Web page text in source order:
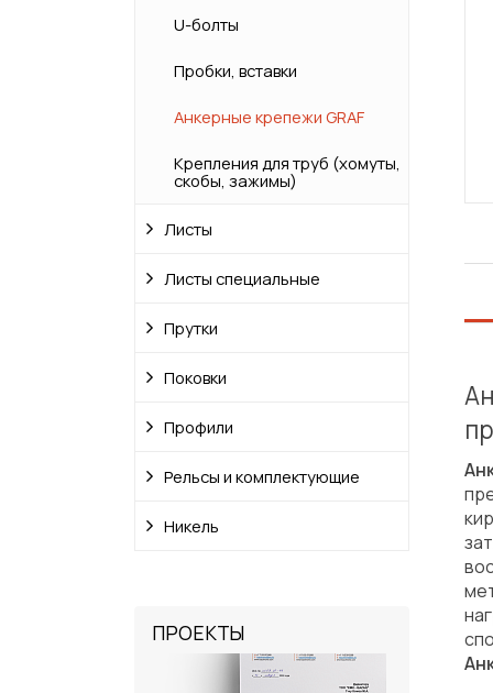
U-болты
Пробки, вставки
Анкерные крепежи GRAF
Крепления для труб (хомуты,
скобы, зажимы)
Листы
Листы специальные
Прутки
Поковки
Профили
Рельсы и комплектующие
Никель
ПРОЕКТЫ